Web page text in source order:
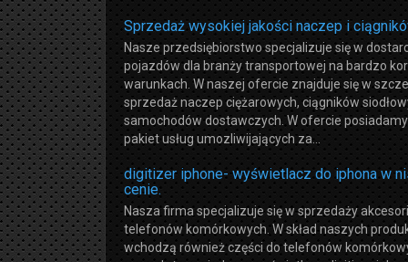
Sprzedaż wysokiej jakości naczep i
Nasze przedsiębiorstwo specjalizuje się w
pojazdów dla branży transportowej na bardzo
warunkach. W naszej ofercie znajduje się w
sprzedaż naczep ciężarowych, ciągników
samochodów dostawczych. W ofercie
pakiet usług umozliwijających za...
digitizer iphone- wyświetlacz do iphona w
cenie.
Nasza firma specjalizuje się w sprzedaży
telefonów komórkowych. W skład naszych
wchodzą również części do telefonów